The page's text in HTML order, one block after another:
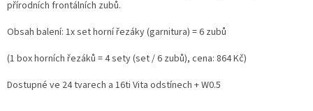
přírodních frontálních zubů.
Obsah balení: 1x set horní řezáky (garnitura) = 6 zubů
(1 box horních řezáků = 4 sety (set / 6 zubů), cena: 864 Kč)
Dostupné ve 24 tvarech a 16ti Vita odstínech + W0.5